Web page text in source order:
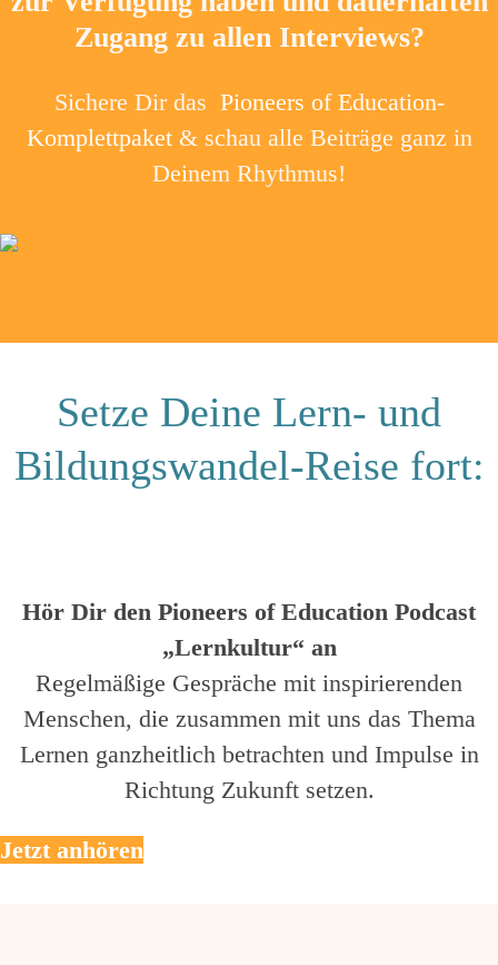
Zugang zu allen Interviews?
Sichere Dir das Pioneers of Education-
Komplettpaket& schau alle Beiträge ganz in
Deinem Rhythmus!
Setze Deine Lern- und
Bildungswandel-Reise fort:
Hör Dir den Pioneers of Education Podcast
„Lernkultur“ an
Regelmäßige Gespräche mit inspirierenden
Menschen, die zusammen mit uns das Thema
Lernen ganzheitlich betrachten und Impulse in
Richtung Zukunft setzen.
Jetzt anhören